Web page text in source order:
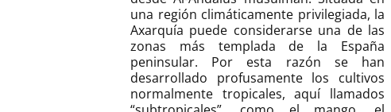
una región climáticamente privilegiada, la
Axarquía puede considerarse una de las
zonas más templada de la España
peninsular. Por esta razón se han
desarrollado profusamente los cultivos
normalmente tropicales, aquí llamados